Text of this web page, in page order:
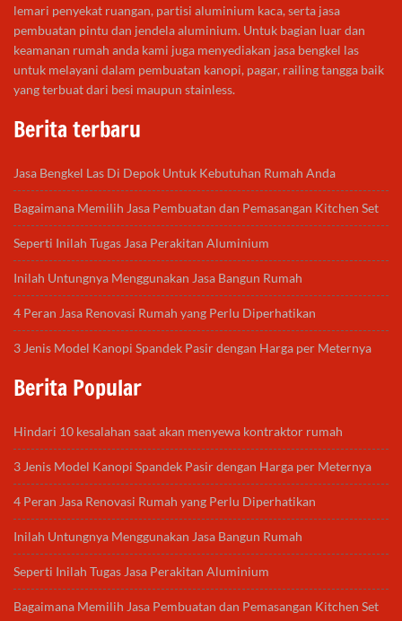
lemari penyekat ruangan, partisi aluminium kaca, serta jasa
pembuatan pintu dan jendela aluminium. Untuk bagian luar dan
keamanan rumah anda kami juga menyediakan jasa bengkel las
untuk melayani dalam pembuatan kanopi, pagar, railing tangga baik
yang terbuat dari besi maupun stainless.
Berita terbaru
Jasa Bengkel Las Di Depok Untuk Kebutuhan Rumah Anda
Bagaimana Memilih Jasa Pembuatan dan Pemasangan Kitchen Set
Seperti Inilah Tugas Jasa Perakitan Aluminium
Inilah Untungnya Menggunakan Jasa Bangun Rumah
4 Peran Jasa Renovasi Rumah yang Perlu Diperhatikan
3 Jenis Model Kanopi Spandek Pasir dengan Harga per Meternya
Berita Popular
Hindari 10 kesalahan saat akan menyewa kontraktor rumah
3 Jenis Model Kanopi Spandek Pasir dengan Harga per Meternya
4 Peran Jasa Renovasi Rumah yang Perlu Diperhatikan
Inilah Untungnya Menggunakan Jasa Bangun Rumah
Seperti Inilah Tugas Jasa Perakitan Aluminium
Bagaimana Memilih Jasa Pembuatan dan Pemasangan Kitchen Set